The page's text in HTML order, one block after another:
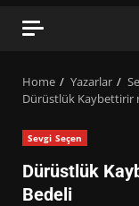
Home Yazarlar
Dürüstlük Kaybettirir
Sevgi Seçen
Dürüstlük
Bedeli